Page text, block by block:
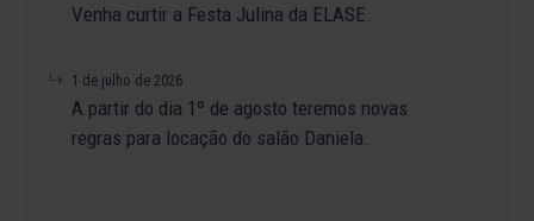
Venha curtir a Festa Julina da ELASE.
1 de julho de 2026
A partir do dia 1º de agosto teremos novas
regras para locação do salão Daniela.